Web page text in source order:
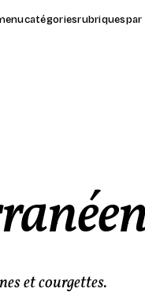
catégoriesrubriquespar
et courgettes.